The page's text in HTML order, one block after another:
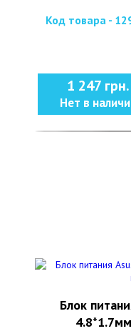
Код товара -
1 247 грн.
Нет в
Блок